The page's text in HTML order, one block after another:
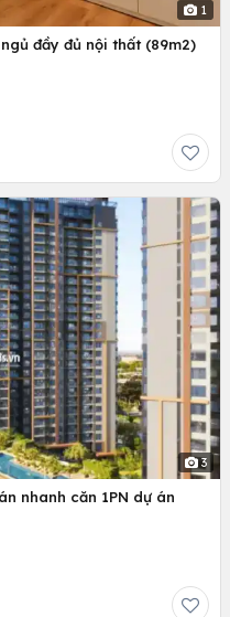
1
đầy đủ nội thất (89m2)
3
nhanh căn 1PN dự án